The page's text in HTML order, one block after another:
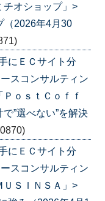
オショップ」>
（2026年4月30
にＥＣサイト分
スコンサルティン
ｏｓｔＣｏｆｆ
”選べない”を解決
にＥＣサイト分
スコンサルティン
ＳＩＮＳＡ」>